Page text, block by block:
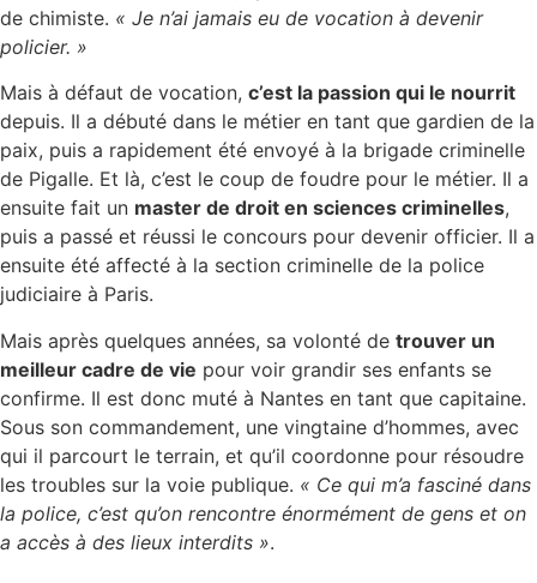
de chimiste. « Je n’ai jamais eu de vocation à devenir
policier. »
Mais à défaut de vocation, c’est la passion qui le nourrit
depuis. Il a débuté dans le métier en tant que gardien de la
paix, puis a rapidement été envoyé à la brigade criminelle
de Pigalle. Et là, c’est le coup de foudre pour le métier. Il a
ensuite fait un master de droit en sciences criminelles,
puis a passé et réussi le concours pour devenir officier. Il a
ensuite été affecté à la section criminelle de la police
judiciaire à Paris.
Mais après quelques années, sa volonté de trouver un
meilleur cadre de vie pour voir grandir ses enfants se
confirme. Il est donc muté à Nantes en tant que capitaine.
Sous son commandement, une vingtaine d’hommes, avec
qui il parcourt le terrain, et qu’il coordonne pour résoudre
les troubles sur la voie publique. « Ce qui m’a fasciné dans
la police, c’est qu’on rencontre énormément de gens et on
a accès à des lieux interdits ».